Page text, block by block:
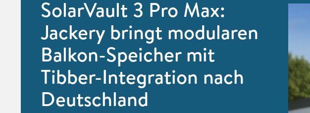
SolarVault 3 Pro Max:
Jackery bringt modularen
Balkon-Speicher mit
Tibber-Integration nach
Deutschland